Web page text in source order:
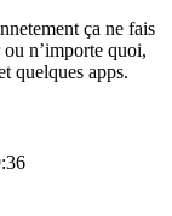
ça ne fais
n’importe quoi,
quelques apps.